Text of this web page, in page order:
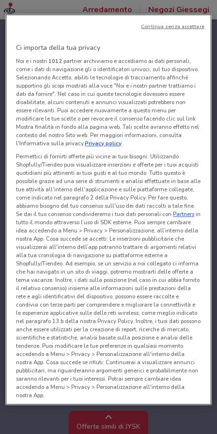
Arredamento Negozi Giessegi
Offerte simili di JYSK
Ci importa della tua privacy
Noi e i nostri 1012partner archiviamo e accediamo ai dati personali,
come i dati di navigazione gli o identificatori univoci, sul tuo dispositivo.
Selezionando Accetto, abiliti le tecnologie di tracciamento affinché
supportino gli scopi mostrati alla voce "Noi e i nostri partner trattiamo i
dati da fornire". Nel caso in cui queste tecnologie dovessero essere
disabilitate, alcuni contenuti e annunci visualizzati potrebbero non
essere rilevanti. Puoi accedere nuovamente a questo menu per
modificare le tue scelte o per revocare il consenso facendo clic sul link
Mostra finalità in fondo alla pagina web. Tali scelte avranno effetto nel
contesto del nostro Sito web. Per maggiori informazioni, consulta
l'Informativa sulla privacy.Privacy policy
Permettici di fornirti offerte più vicine ai tuoi bisogni: Utilizzando
Shopfully/Tiendeo puoi visualizzare inserzioni e offerte per i tuoi acquisti
quotidiani più attinenti ai tuoi gusti e al tuo mondo. Tutto questo è
possibile grazie ad una serie di strumenti e analisi effettuate in base alle
tue attività all'interno dell'applicazione e sulle piattaforme collegate,
come indicato nel paragrafo 2 della Privacy Policy. Per fare questo,
abbiamo bisogno del tuo consenso sull'uso dei dati raccolti a tale fine.
Se dai il tuo consenso condivideremo i tuoi dati personali conPartnersin
tutto il mondo attraverso l’uso di SDK esterne. Puoi sempre cambiare
idea accedendo a Menu > Privacy > Personalizzazione, all’interno della
nostra App. Cosa succede se accetti: Le inserzioni pubblicitarie che
visualizzerai all'interno dell’app potranno trattare di argomenti relativi
alla tua cronologia di navigazione su piattaforme esterne a
Shopfully/Tiendeo. Ad esempio, se un servizio a noi collegato ci informa
che hai navigato in un sito di viaggi, potremo mostrarti delle offerte a
tema vacanze. Inoltre, i dati sulla posizione (nel caso in cui abbia fornito
il relativo consenso) insieme alle informazioni sulle prestazioni della
rete e agli identificativi del dispositivo, possono essere raccolte e
condivisi con terze parti per comprendere e migliorare la connettività e
le esperienze applicative sulle delle reti wireless, come meglio indicato
nel paragrafo 13.b della nostra Privacy Policy. Inoltre, i tuoi dati possono
anche essere utilizzati per la creazione di report, ricerche di mercato,
scientifiche e statistiche, analisi basate sulla posizione e analisi delle
tendenze. Puoi modificare le tue preferenze in qualsiasi momento
accedendo a Menu > Privacy > Personalizzazione all'interno della
nostra App. Cosa succede se rifiuti: Continuerai a visualizzare annunci
pubblicitari, ma riguarderanno argomenti generici e probabilmente non
saranno rilevanti per i tuoi interessi. Potrai sempre cambiare idea
accedendo a Menu > Privacy > Personalizzazione all'interno della
nostra App.
Noi e i nostri partner trattiamo i dati per fornire:
Utilizzare dati di geolocalizzazione precisi. Scansione attiva delle
caratteristiche del dispositivo ai fini dell’identificazione. Archiviare
Continua senza accettare